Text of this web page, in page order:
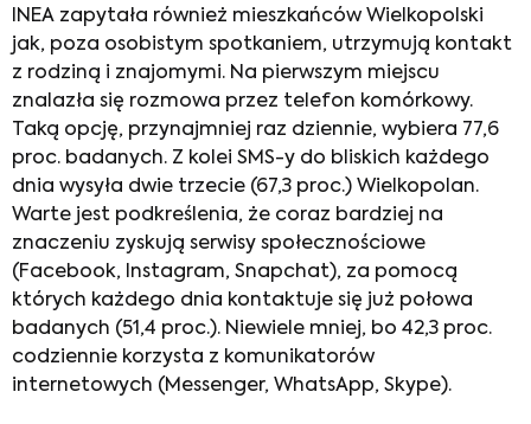
INEA zapytała również mieszkańców Wielkopolski
jak, poza osobistym spotkaniem, utrzymują kontakt
z rodziną i znajomymi. Na pierwszym miejscu
znalazła się rozmowa przez telefon komórkowy.
Taką opcję, przynajmniej raz dziennie, wybiera 77,6
proc. badanych. Z kolei SMS-y do bliskich każdego
dnia wysyła dwie trzecie (67,3 proc.) Wielkopolan.
Warte jest podkreślenia, że coraz bardziej na
znaczeniu zyskują serwisy społecznościowe
(Facebook, Instagram, Snapchat), za pomocą
których każdego dnia kontaktuje się już połowa
badanych (51,4 proc.). Niewiele mniej, bo 42,3 proc.
codziennie korzysta z komunikatorów
internetowych (Messenger, WhatsApp, Skype).